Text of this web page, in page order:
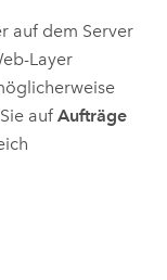
auf dem Server
Layer
auf Aufträge